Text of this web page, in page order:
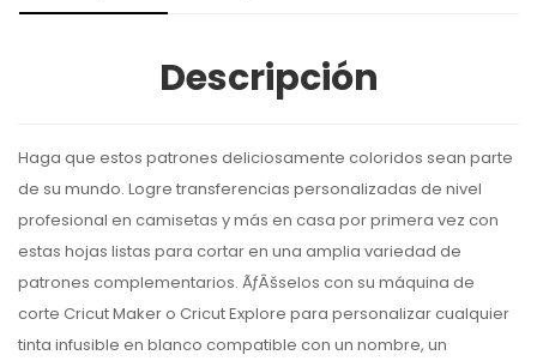
Descripción
Haga que estos patrones deliciosamente coloridos sean parte
de su mundo. Logre transferencias personalizadas de nivel
profesional en camisetas y más en casa por primera vez con
estas hojas listas para cortar en una amplia variedad de
patrones complementarios. ÃƒÂšselos con su máquina de
corte Cricut Maker o Cricut Explore para personalizar cualquier
tinta infusible en blanco compatible con un nombre, un